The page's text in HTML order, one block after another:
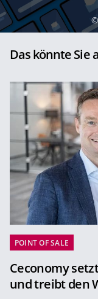
©
Das könnte Sie
POINT OF SALE
Ceconomy
und treibt den